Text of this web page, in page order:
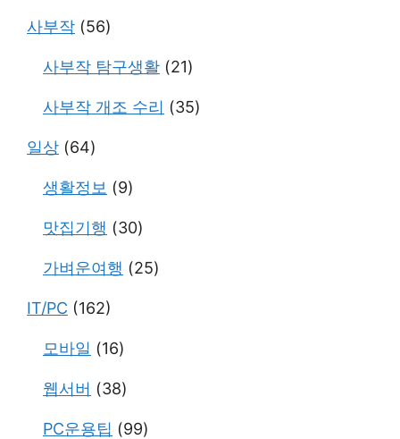
사부작 (56)
사부작 탐구생활 (21)
사부작 개조 수리 (35)
일상 (64)
생활정보 (9)
맛집기행 (30)
가벼운여행 (25)
IT/PC (162)
모바일 (16)
웹서버 (38)
PC운용팁 (99)